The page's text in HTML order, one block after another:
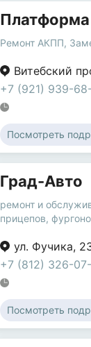
Платформа
Ремонт АКПП,
Витебский
+7 (921) 939-
Посмотреть
Град-Авто
ремонт и
прицепов,
ул. Фучика,
+7 (812) 326-
Посмотреть